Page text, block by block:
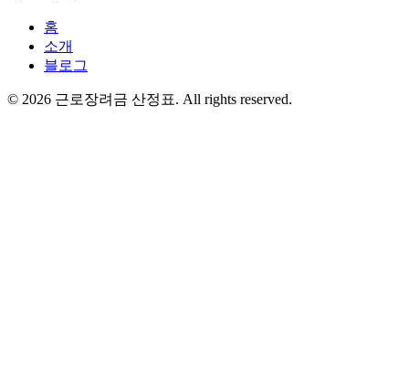
홈
소개
블로그
© 2026 근로장려금 산정표. All rights reserved.